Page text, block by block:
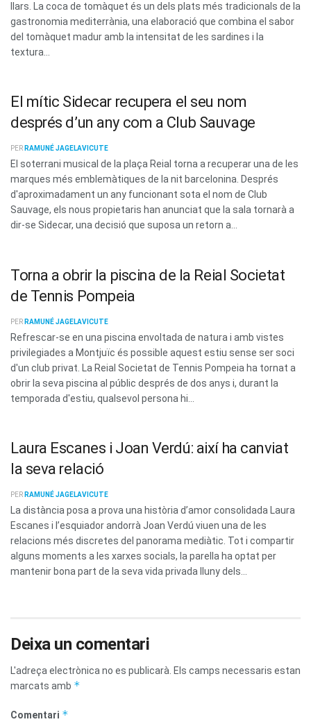
llars. La coca de tomàquet és un dels plats més tradicionals de la
gastronomia mediterrània, una elaboració que combina el sabor
del tomàquet madur amb la intensitat de les sardines i la
textura...
El mític Sidecar recupera el seu nom
després d’un any com a Club Sauvage
PER RAMUNÉ JAGELAVICUTE
El soterrani musical de la plaça Reial torna a recuperar una de les
marques més emblemàtiques de la nit barcelonina. Després
d'aproximadament un any funcionant sota el nom de Club
Sauvage, els nous propietaris han anunciat que la sala tornarà a
dir-se Sidecar, una decisió que suposa un retorn a...
Torna a obrir la piscina de la Reial Societat
de Tennis Pompeia
PER RAMUNÉ JAGELAVICUTE
Refrescar-se en una piscina envoltada de natura i amb vistes
privilegiades a Montjuïc és possible aquest estiu sense ser soci
d'un club privat. La Reial Societat de Tennis Pompeia ha tornat a
obrir la seva piscina al públic després de dos anys i, durant la
temporada d'estiu, qualsevol persona hi...
Laura Escanes i Joan Verdú: així ha canviat
la seva relació
PER RAMUNÉ JAGELAVICUTE
La distància posa a prova una història d’amor consolidada Laura
Escanes i l’esquiador andorrà Joan Verdú viuen una de les
relacions més discretes del panorama mediàtic. Tot i compartir
alguns moments a les xarxes socials, la parella ha optat per
mantenir bona part de la seva vida privada lluny dels...
Deixa un comentari
L'adreça electrònica no es publicarà. Els camps necessaris estan
marcats amb *
Comentari *